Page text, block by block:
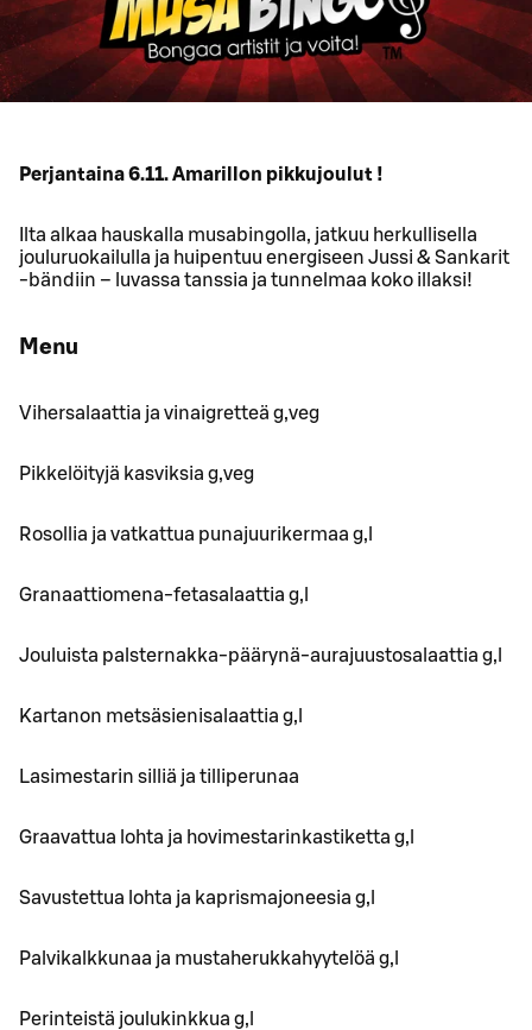
Perjantaina 6.11. Amarillon pikkujoulut !
Ilta alkaa hauskalla musabingolla, jatkuu herkullisella
jouluruokailulla ja huipentuu energiseen Jussi & Sankarit
-bändiin – luvassa tanssia ja tunnelmaa koko illaksi!
Menu
Vihersalaattia ja vinaigretteä g,veg
Pikkelöityjä kasviksia g,veg
Rosollia ja vatkattua punajuurikermaa g,l
Granaattiomena-fetasalaattia g,l
Jouluista palsternakka-päärynä-aurajuustosalaattia g,l
Kartanon metsäsienisalaattia g,l
Lasimestarin silliä ja tilliperunaa
Graavattua lohta ja hovimestarinkastiketta g,l
Savustettua lohta ja kaprismajoneesia g,l
Palvikalkkunaa ja mustaherukkahyytelöä g,l
Perinteistä joulukinkkua g,l